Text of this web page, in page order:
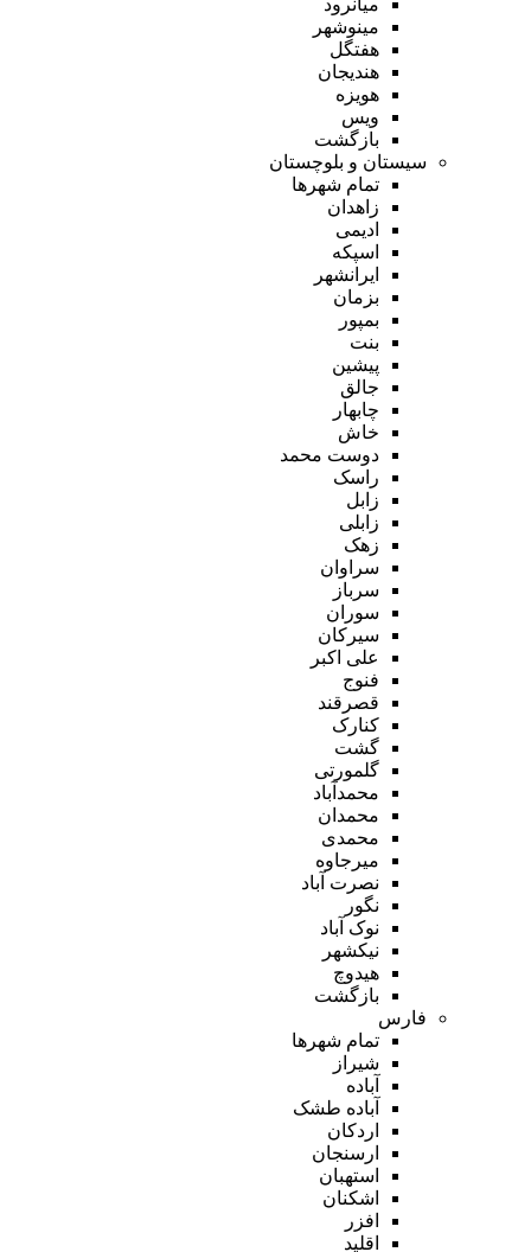
مینوشهر
هفتگل
هندیجان
هویزه
ویس
بازگشت
سیستان و بلوچستان
تمام شهر‌ها
زاهدان
ادیمی
اسپکه
ایرانشهر
بزمان
بمپور
بنت
پیشین
جالق
چابهار
خاش
دوست محمد
راسک
زابل
زابلی
زهک
سراوان
سرباز
سوران
سیرکان
علی اکبر
فنوج
قصرقند
کنارک
گشت
گلمورتی
محمدآباد
محمدان
محمدی
میرجاوه
نصرت آباد
نگور
نوک آباد
نیکشهر
هیدوچ
بازگشت
فارس
تمام شهر‌ها
شیراز
آباده
آباده طشک
اردکان
ارسنجان
استهبان
اشکنان
افزر
اقلید